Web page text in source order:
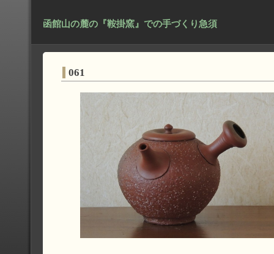
函館山の麓の『鞍掛窯』での手づくり急須
061